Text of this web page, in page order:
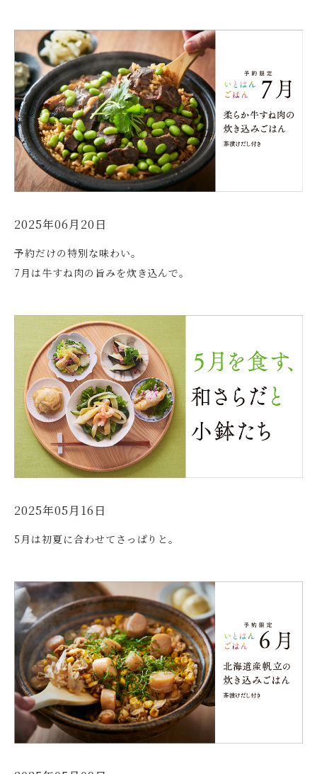
2025年06月20日
予約だけの特別な味わい。
7月は牛すね肉の旨みを炊き込んで。
2025年05月16日
5月は初夏に合わせてさっぱりと。